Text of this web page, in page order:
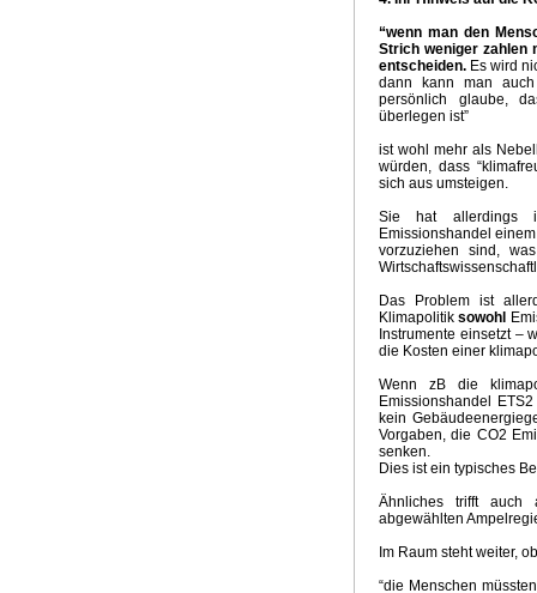
“wenn man den
Strich weniger zahlen
entscheiden. Es wird
dann kann man
persönlich glaube,
überlegen ist”
ist wohl mehr als
würden, dass
sich aus umsteigen.
Sie hat allerdings
Emissionshandel
vorzuziehen sind,
Das Problem ist
Klimapolitiksowohl
Instrumente einsetzt –
die Kosten einer
Wenn zB die
Emissionshandel
kein
Vorgaben, die CO2
senken.
Dies ist ein typisches
Ähnliches trifft
abgewählten
Im Raum steht weiter,
“die Menschen